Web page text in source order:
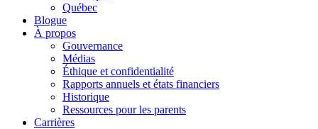
Québec
Blogue
À propos
Gouvernance
Médias
Éthique et confidentialité
Rapports annuels et états financiers
Historique
Ressources pour les parents
Carrières